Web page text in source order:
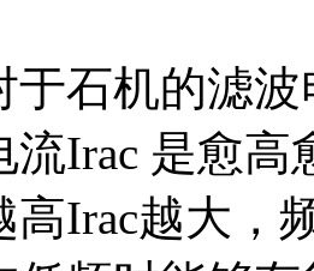
于石机的滤
流Irac 是愈
高Irac越大，